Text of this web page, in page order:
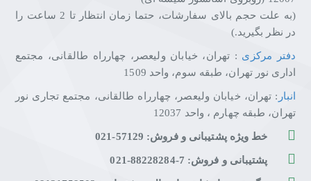
(به علت حجم بالای سفارشات، حتما زمان انتظار تا 2 ساعت را
در نظر بگیرید.)
دفتر مرکزی : تهران، خیابان ولیعصر، چهارراه طالقانی، مجتمع
اداری نور تهران، طبقه سوم، واحد 1509
انبار : تهران، خیابان ولیعصر، چهارراه طالقانی، مجتمع تجاری نور
تهران، طبقه چهارم ، واحد 12037
خط ویژه پشتیبانی و فروش: 57129-021
پشتیبانی و فروش: 7-88228284-021